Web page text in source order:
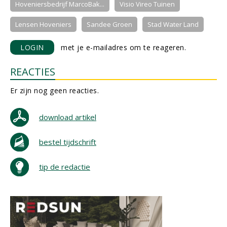
Hoveniersbedrijf MarcoBak... Visio Vireo Tuinen
Lensen Hoveniers Sandee Groen Stad Water Land
LOGIN met je e-mailadres om te reageren.
REACTIES
Er zijn nog geen reacties.
download artikel
bestel tijdschrift
tip de redactie